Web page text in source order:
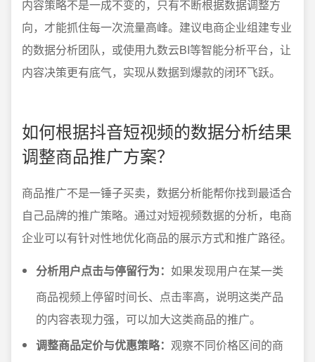
内容策略不是一成不变的，只有不断根据数据调整方
向，才能抓住每一次流量高峰。建议电商企业组建专业
的数据分析团队，或使用九数云BI等智能分析平台，让
内容决策更有底气，实现从数据到爆款的闭环飞跃。
如何根据抖音短视频的数据分析结果
调整商品推广方案？
商品推广不是一锤子买卖，数据分析能帮你找到最适合
自己品牌的推广策略。通过对短视频数据的分析，电商
企业可以有针对性地优化商品的展示方式和推广路径。
分析用户点击与停留行为： 如果发现用户在某一类
商品视频上停留时间长、点击率高，说明这类产品
的内容表现力强，可以加大这类商品的推广。
调整商品定价与优惠策略： 观察不同价格区间的商